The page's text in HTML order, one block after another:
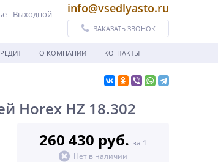
- Выходной
info@vsedlyasto.ru
ЗАКАЗАТЬ ЗВОНОК
О КОМПАНИИ КОНТАКТЫ
Horex HZ 18.302
260 430 руб. за 1
Нет в наличии